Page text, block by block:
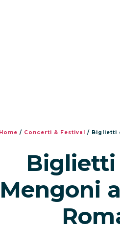
Home / Concerti & Festival / Biglietti
Biglietti
Mengoni